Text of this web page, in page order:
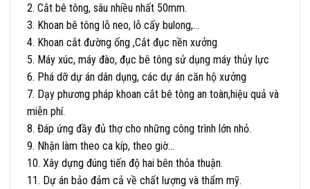
2. Cắt bê tông, sâu nhiều nhất 50mm.
3. Khoan bê tông lỗ neo, lỗ cấy bulong,…
4. Khoan cắt đường ống ,Cắt đục nền xưởng
5. Máy xúc, máy đào, đục bê tông sử dụng máy thủy lực
6. Phá dỡ dự án dân dụng, các dự án căn hộ xưởng
7. Dạy phương pháp khoan cắt bê tông an toàn,hiệu quả và
miễn phí.
8. Đáp ứng đầy đủ thợ cho những công trình lớn nhỏ.
9. Nhận làm theo ca kíp, theo giờ…
10. Xây dựng đúng tiến độ hai bên thỏa thuận.
11. Dự án bảo đảm cả về chất lượng và thẩm mỹ.